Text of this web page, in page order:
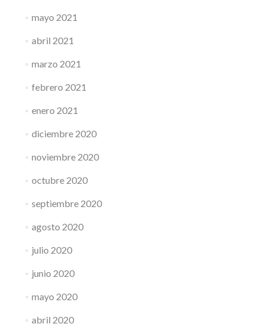
mayo 2021
abril 2021
marzo 2021
febrero 2021
enero 2021
diciembre 2020
noviembre 2020
octubre 2020
septiembre 2020
agosto 2020
julio 2020
junio 2020
mayo 2020
abril 2020